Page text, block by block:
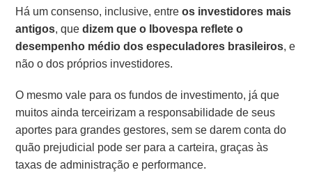
Há um consenso, inclusive, entreos investidores mais
antigos, quedizem que o Ibovespa reflete o
desempenho médio dos especuladores brasileiros, e
não o dos próprios investidores.
O mesmo vale para os fundos de investimento, já que
muitos ainda terceirizam a responsabilidade de seus
aportes para grandes gestores, sem se darem conta do
quão prejudicial pode ser para a carteira, graças às
taxas de administração e performance.